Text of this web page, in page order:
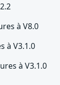
à V8.0
à V3.1.0
à V3.1.0